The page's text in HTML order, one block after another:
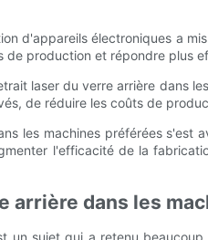
d'appareils électroniques a
production et répondre plus
laser du verre arrière dans
de réduire les coûts de
les machines préférées
l'efficacité de la
arrière dans les